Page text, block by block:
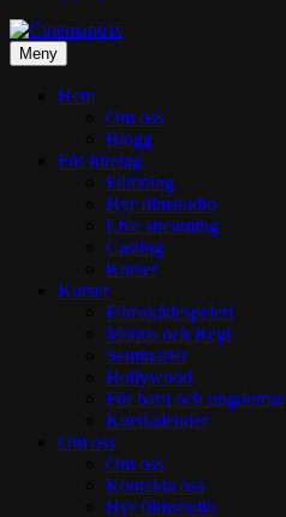
Meny
Hem
Om oss
Blogg
För företag
Filmning
Hyr filmstudio
Live streaming
Casting
Kurser
Kurser
Filmskådespeleri
Manus och Regi
Seminarier
Hollywood
För barn och ungdomar
Kurskalender
Om oss
Om oss
Kontakta oss
Hyr filmstudio